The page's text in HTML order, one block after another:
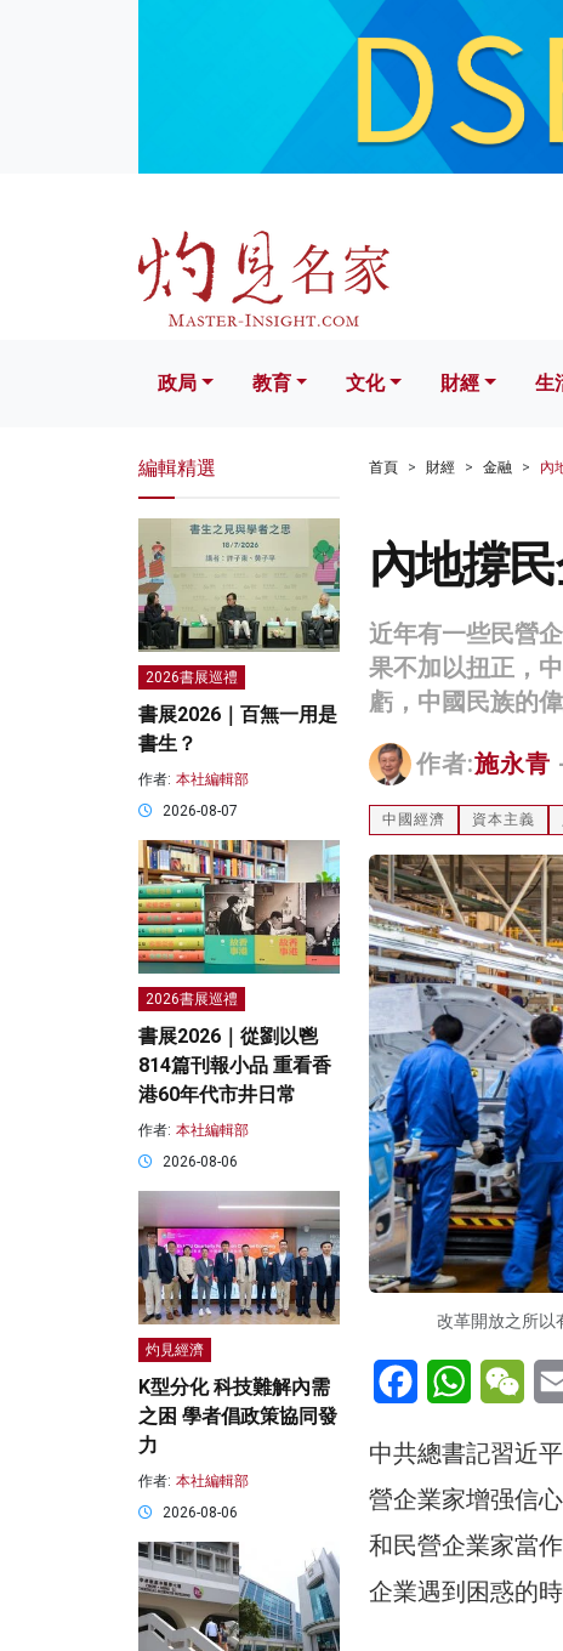
文化 財經 生活
政局 教育 文化 財經 生
首頁 財經 金融 內
內地撐
近年有一些民營
果不加以扭正，
虧，中國民族的
作者:施永青
中國經濟 資本主義
改革開放之所以
FacebookWhatsApp
中共總書記習近
營企業家增强信
和民營企業家當
企業遇到困惑的
編輯精選
2026書展巡禮
書展2026｜百無一用是
書生？
作者: 本社編輯部
2026-08-07
2026書展巡禮
書展2026｜從劉以鬯
814篇刊報小品 重看香
港60年代市井日常
作者: 本社編輯部
2026-08-06
灼見經濟
K型分化 科技難解內需
之困 學者倡政策協同發
力
作者: 本社編輯部
2026-08-06